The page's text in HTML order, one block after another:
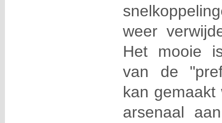
weer
Het mooie
van de
kan
arsenaal